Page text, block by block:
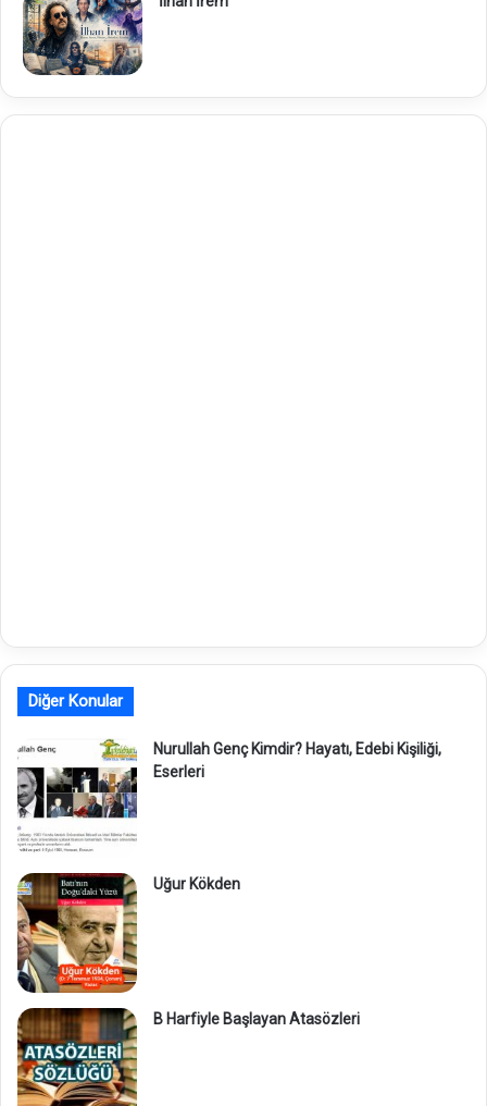
Diğer Konular
Nurullah Genç Kimdir? Hayatı, Edebi Kişiliği,
Eserleri
Uğur Kökden
B Harfiyle Başlayan Atasözleri